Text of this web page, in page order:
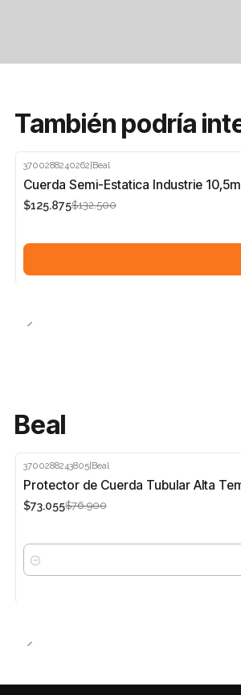
También podría
-5%
3700288240262 Beal
Cuerda Semi-Estatica Industrie
$125.875$132.500
Beal
-5%
3700288243805| Beal
Protector de Cuerda Tubular Alta
$73.055$76.900
Cantidad